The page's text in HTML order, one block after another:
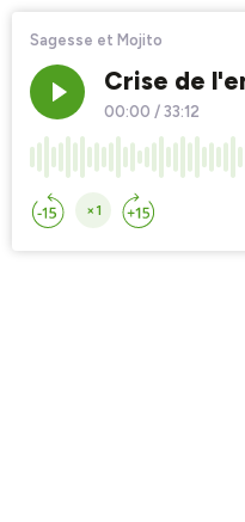
Sagesse et Mojito
Crise de
00:00 / 33:12
×1